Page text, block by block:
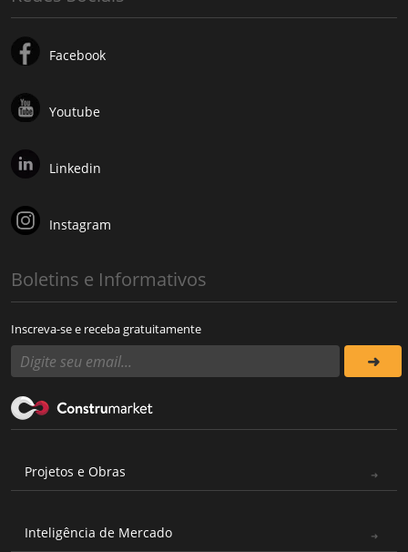
Facebook
Youtube
Linkedin
Instagram
Boletins e Informativos
Inscreva-se e receba gratuitamente
Projetos e Obras
Inteligência de Mercado